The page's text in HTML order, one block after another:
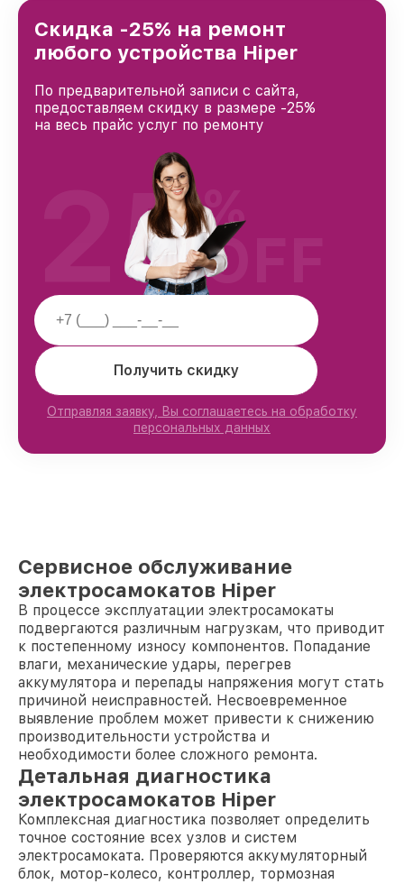
Новосибирске, постоянно повышая уровень
доверия и лояльности наших клиентов.
Скидка -25% на ремонт
любого устройства Hiper
По предварительной записи с сайта,
предоставляем скидку в размере -25%
на весь прайс услуг по ремонту
Получить скидку
Отправляя заявку, Вы соглашаетесь на обработку
персональных данных
25%
OFF
Сервисное обслуживание
электросамокатов Hiper
В процессе эксплуатации электросамокаты
подвергаются различным нагрузкам, что приводит
к постепенному износу компонентов. Попадание
влаги, механические удары, перегрев
аккумулятора и перепады напряжения могут стать
причиной неисправностей. Несвоевременное
выявление проблем может привести к снижению
производительности устройства и
необходимости более сложного ремонта.
Детальная диагностика
электросамокатов Hiper
Комплексная диагностика позволяет определить
точное состояние всех узлов и систем
электросамоката. Проверяются аккумуляторный
блок, мотор-колесо, контроллер, тормозная